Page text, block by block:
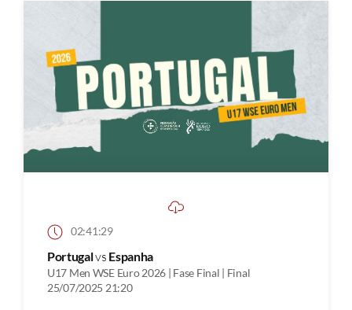
02:41:29
Portugalvs Espanha
U17 Men WSE Euro 2026 | Fase Final | Final
25/07/2025 21:20